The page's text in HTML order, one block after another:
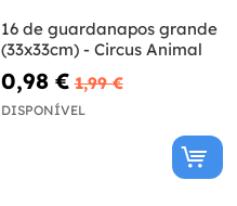
16 de guardanapos grande
(33x33cm) - Circus Animal
0,98 € 1,99 €
DISPONÍVEL